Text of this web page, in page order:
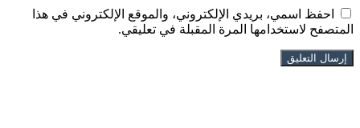
احفظ اسمي، بريدي الإلكتروني، والموقع الإلكتروني في هذا
المتصفح لاستخدامها المرة المقبلة في تعليقي.